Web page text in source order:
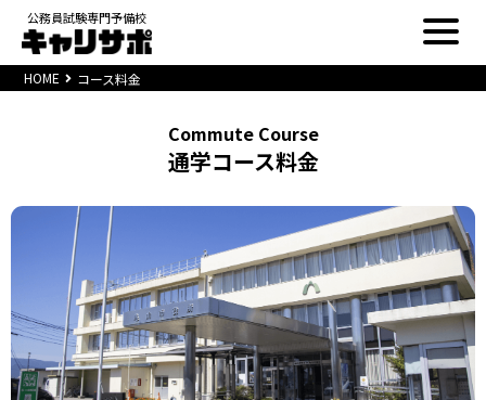
公務員試験専門予備校
HOME コース料金
Commute Course
通学コース料金